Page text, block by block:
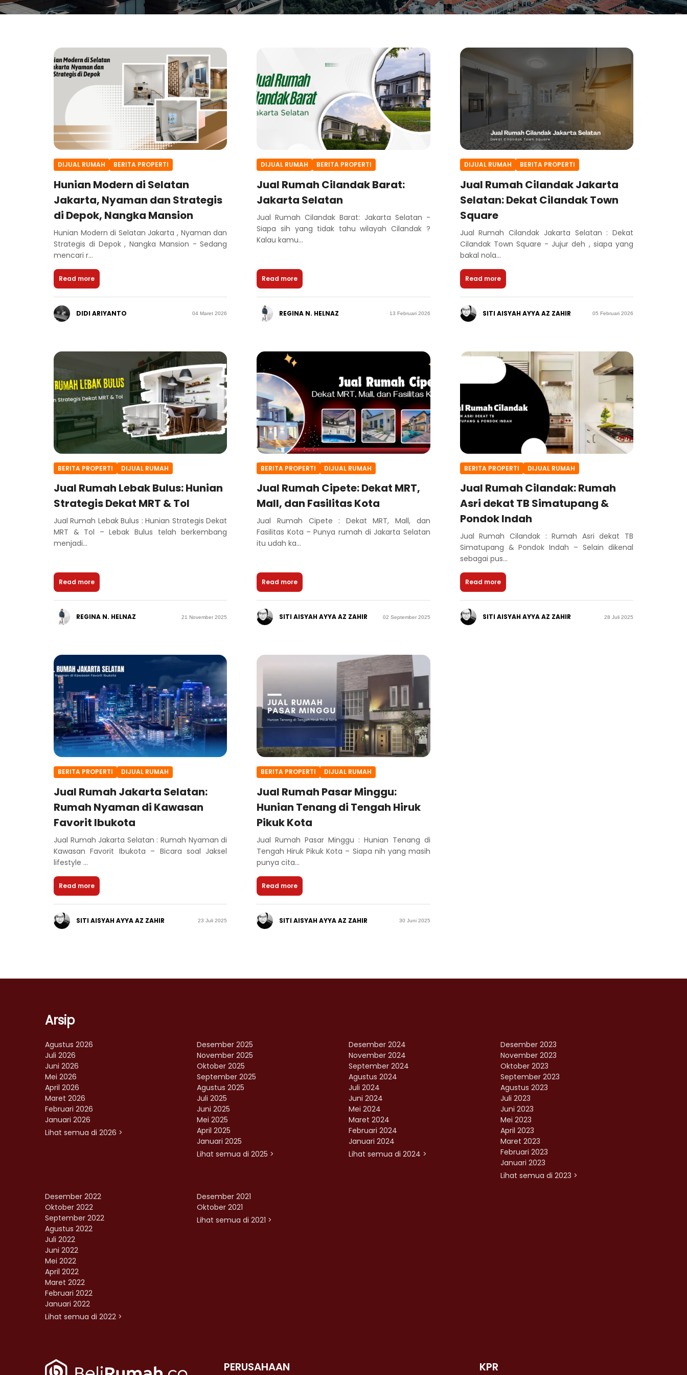
DIJUAL RUMAH BERITA PROPERTI
Hunian Modern di Selatan
Jakarta, Nyaman dan Strategis
di Depok, Nangka Mansion
Hunian Modern di Selatan Jakarta , Nyaman dan
Strategis di Depok , Nangka Mansion - Sedang
mencari r...
Read more
DIDI ARIYANTO 04 Maret 2026
DIJUAL RUMAH BERITA PROPERTI
Jual Rumah Cilandak Barat:
Jakarta Selatan
Jual Rumah Cilandak Barat: Jakarta Selatan -
Siapa sih yang tidak tahu wilayah Cilandak ?
Kalau kamu...
Read more
REGINA N. HELNAZ 13 Februari 2026
DIJUAL RUMAH BERITA PROPERTI
Jual Rumah Cilandak Jakarta
Selatan: Dekat Cilandak Town
Square
Jual Rumah Cilandak Jakarta Selatan : Dekat
Cilandak Town Square - Jujur deh , siapa yang
bakal nola...
Read more
SITI AISYAH AYYA AZ ZAHIR 05 Februari 2026
BERITA PROPERTI DIJUAL RUMAH
Jual Rumah Lebak Bulus: Hunian
Strategis Dekat MRT & Tol
Jual Rumah Lebak Bulus : Hunian Strategis Dekat
MRT & Tol – Lebak Bulus telah berkembang
menjadi...
Read more
REGINA N. HELNAZ 21 November 2025
BERITA PROPERTI DIJUAL RUMAH
Jual Rumah Cipete: Dekat MRT,
Mall, dan Fasilitas Kota
Jual Rumah Cipete : Dekat MRT, Mall, dan
Fasilitas Kota – Punya rumah di Jakarta Selatan
itu udah ka...
Read more
SITI AISYAH AYYA AZ ZAHIR 02 September 2025
BERITA PROPERTI DIJUAL RUMAH
Jual Rumah Cilandak: Rumah
Asri dekat TB Simatupang &
Pondok Indah
Jual Rumah Cilandak : Rumah Asri dekat TB
Simatupang & Pondok Indah – Selain dikenal
sebagai pus...
Read more
SITI AISYAH AYYA AZ ZAHIR 28 Juli 2025
BERITA PROPERTI DIJUAL RUMAH
Jual Rumah Jakarta Selatan:
Rumah Nyaman di Kawasan
Favorit Ibukota
Jual Rumah Jakarta Selatan : Rumah Nyaman di
Kawasan Favorit Ibukota – Bicara soal Jaksel
lifestyle ...
Read more
SITI AISYAH AYYA AZ ZAHIR 23 Juli 2025
BERITA PROPERTI DIJUAL RUMAH
Jual Rumah Pasar Minggu:
Hunian Tenang di Tengah Hiruk
Pikuk Kota
Jual Rumah Pasar Minggu : Hunian Tenang di
Tengah Hiruk Pikuk Kota – Siapa nih yang masih
punya cita...
Read more
SITI AISYAH AYYA AZ ZAHIR 30 Juni 2025
Arsip
Agustus 2026
Juli 2026
Juni 2026
Mei 2026
April 2026
Maret 2026
Februari 2026
Januari 2026
Lihat semua di 2026 >
Desember 2025
November 2025
Oktober 2025
September 2025
Agustus 2025
Juli 2025
Juni 2025
Mei 2025
April 2025
Januari 2025
Lihat semua di 2025 >
Desember 2024
November 2024
September 2024
Agustus 2024
Juli 2024
Juni 2024
Mei 2024
Maret 2024
Februari 2024
Januari 2024
Lihat semua di 2024 >
Desember 2023
November 2023
Oktober 2023
September 2023
Agustus 2023
Juli 2023
Juni 2023
Mei 2023
April 2023
Maret 2023
Februari 2023
Januari 2023
Lihat semua di 2023 >
Desember 2022
Oktober 2022
September 2022
Agustus 2022
Juli 2022
Juni 2022
Mei 2022
April 2022
Maret 2022
Februari 2022
Januari 2022
Lihat semua di 2022 >
Desember 2021
Oktober 2021
Lihat semua di 2021 >
PERUSAHAAN KPR